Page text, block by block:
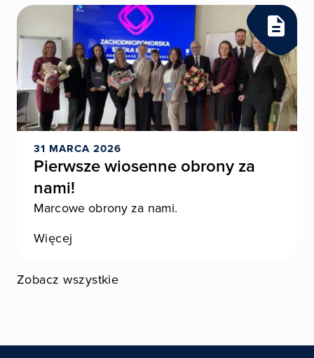
31 MARCA 2026
Pierwsze wiosenne obrony za
nami!
Marcowe obrony za nami.
Więcej
Zobacz wszystkie